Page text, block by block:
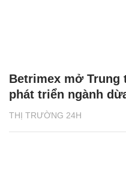
THỊ TRƯỜNG 24H
Betrimex mở Trung
phát triển ngành